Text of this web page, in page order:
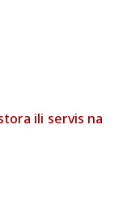
ili servis na